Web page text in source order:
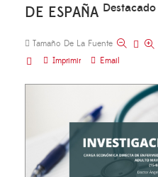
DE ESPAÑA Destacado
Tamaño De La Fuente
Imprimir
Email